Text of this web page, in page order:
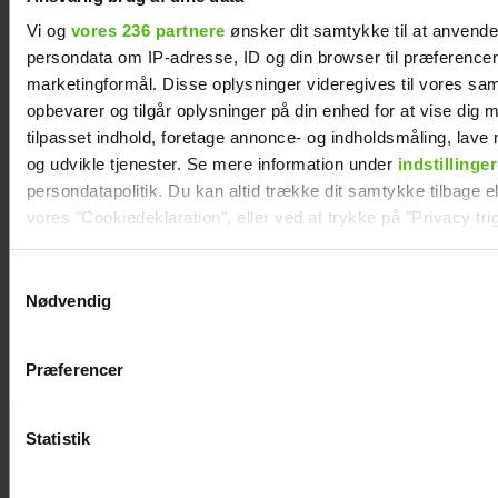
Vi og vores 236 partnere ønsker dit samtykke til at
persondata om IP-adresse, ID og din browser til
marketingformål. Disse oplysninger videregives til vores
opbevarer og tilgår oplysninger på din enhed for at vise dig
tilpasset indhold, foretage annonce- og indholdsmåling, lave
og udvikle tjenester. Se mere information under indstillinger
persondatapolitik. Du kan altid trække dit samtykke tilbage
vores "Cookiedeklaration", eller ved at trykke på "Privacy
Vi anvender egne cookies og cookies fra tredjeparter til at
generere statistik og huske dine præferencer samt til brug
Nødvendig
Præferencer
Statistik
Dennis Knudsen har solgt huset i Thailand